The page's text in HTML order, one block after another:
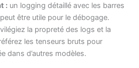
:un logging détaillé avec les barres
être utile pour le débogage.
la propreté des logs et la
les tenseurs bruts pour
dans d’autres modèles.